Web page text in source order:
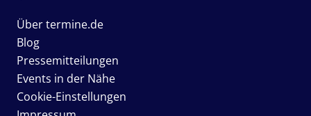
Über termine.de
Blog
Pressemitteilungen
Events in der Nähe
Cookie-Einstellungen